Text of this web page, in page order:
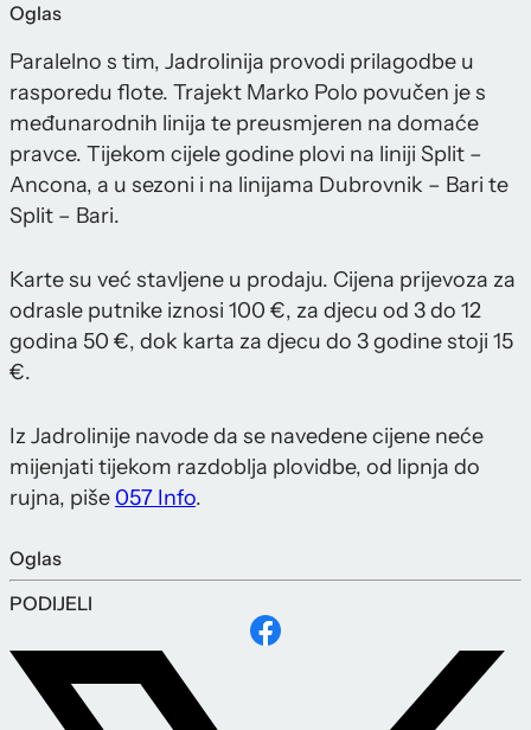
Oglas
Paralelno s tim, Jadrolinija provodi prilagodbe u
rasporedu flote. Trajekt Marko Polo povučen je s
međunarodnih linija te preusmjeren na domaće
pravce. Tijekom cijele godine plovi na liniji Split –
Ancona, a u sezoni i na linijama Dubrovnik – Bari te
Split – Bari.
Karte su već stavljene u prodaju. Cijena prijevoza za
odrasle putnike iznosi 100 €, za djecu od 3 do 12
godina 50 €, dok karta za djecu do 3 godine stoji 15
€.
Iz Jadrolinije navode da se navedene cijene neće
mijenjati tijekom razdoblja plovidbe, od lipnja do
rujna, piše 057 Info.
Oglas
PODIJELI